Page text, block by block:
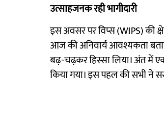
उत्साहजनक रही भागीदारी
इस अवसर पर विप्स (WIPS) की
आज की अनिवार्य आवश्यकता
बढ़-चढ़कर हिस्सा लिया। अंत में
किया गया। इस पहल की सभी ने